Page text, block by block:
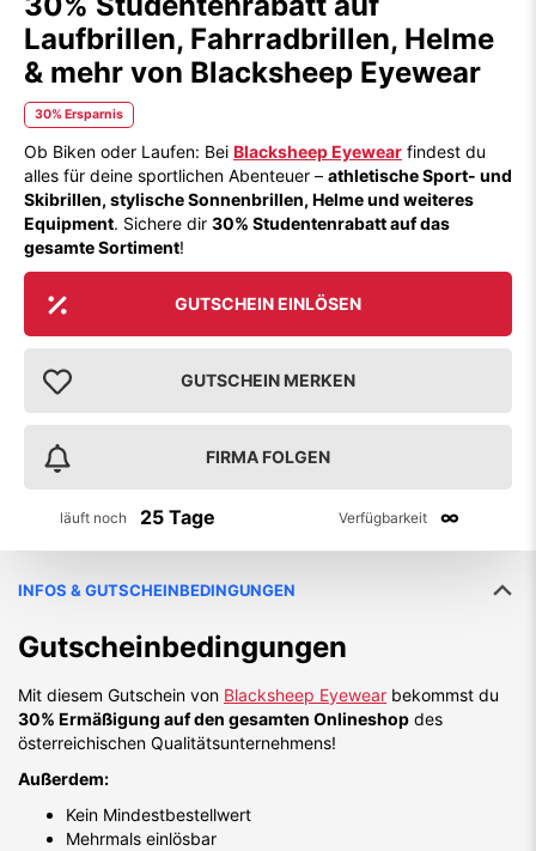
Laufbrillen, Fahrradbrillen, Helme
& mehr von Blacksheep Eyewear
30% Ersparnis
Ob Biken oder Laufen: Bei Blacksheep Eyewear findest du
alles für deine sportlichen Abenteuer – athletische Sport- und
Skibrillen, stylische Sonnenbrillen, Helme und weiteres
Equipment. Sichere dir 30% Studentenrabatt auf das
gesamte Sortiment!
GUTSCHEIN EINLÖSEN
GUTSCHEIN MERKEN
FIRMA FOLGEN
läuft noch 25 Tage Verfügbarkeit ∞
INFOS & GUTSCHEINBEDINGUNGEN
Gutscheinbedingungen
Mit diesem Gutschein von Blacksheep Eyewear bekommst du
30% Ermäßigung auf den gesamten Onlineshop des
österreichischen Qualitätsunternehmens!
Außerdem:
Kein Mindestbestellwert
Mehrmals einlösbar